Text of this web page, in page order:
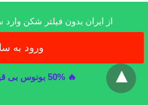
از ایران بدون فیلتر شکن
ورود به
🔥 50% بونوس بی قید و شرط 🔥